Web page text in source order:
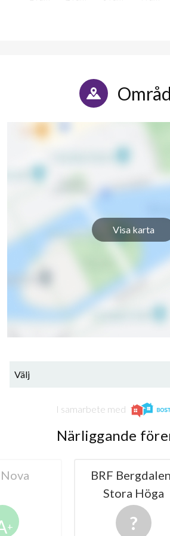
18
Visa karta
Välj
I samarbete med
Närliggande
i
BRF
Resort
A